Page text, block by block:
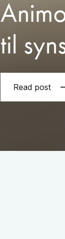
til
Read post